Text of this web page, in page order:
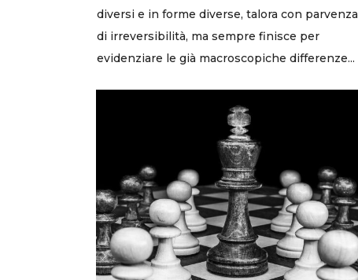
diversi e in forme diverse, talora con parvenza
di irreversibilità, ma sempre finisce per
evidenziare le già macroscopiche differenze...